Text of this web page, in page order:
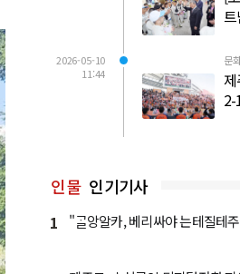
2026-05-10
11:44
문
제
2-
인물 인기기사
1 "ᄀᆞᆯ앙알카, 베리싸야 는테질테